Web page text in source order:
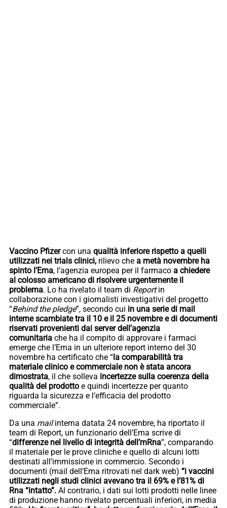
Vaccino Pfizercon una qualità inferiore rispetto a quelli
utilizzati nei trials clinici, rilievo che a metà novembre ha
spinto l’Ema, l’agenzia europea per il farmaco a chiedere
al colosso americano di risolvere urgentemente il
problema. Lo ha rivelato il team di Reportin
collaborazione con i giornalisti investigativi del progetto
“Behind the pledge”, secondo cui in una serie di mail
interne scambiate tra il 10 e il 25 novembre e di documenti
riservati provenienti dai server dell’agenzia
comunitaria che ha il compito di approvare i farmaci
emerge che l’Ema in un ulteriore report interno del 30
novembre ha certificato che “la comparabilità tra
materiale clinico e commerciale non è stata ancora
dimostrata, il che solleva incertezze sulla coerenza della
qualità del prodotto e quindi incertezze per quanto
riguarda la sicurezza e l’efficacia del prodotto
commerciale”.
Da una mailinterna datata 24 novembre, ha riportato il
team di Report, un funzionario dell’Ema scrive di
“differenze nel livello di integrità dell’mRna”, comparando
il materiale per le prove cliniche e quello di alcuni lotti
destinati all’immissione in commercio. Secondo i
documenti (mail dell’Ema ritrovati nel dark web) “i vaccini
utilizzati negli studi clinici avevano tra il 69% e l’81% di
Rna “intatto”. Al contrario, i dati sui lotti prodotti nelle linee
di produzione hanno rivelato percentuali inferiori, in media